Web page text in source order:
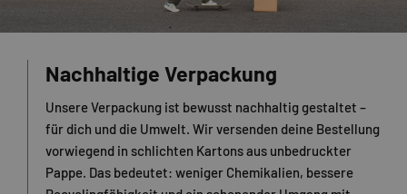
Nachhaltige Verpackung
Unsere Verpackung ist bewusst nachhaltig gestaltet –
für dich und die Umwelt. Wir versenden deine Bestellung
vorwiegend in schlichten Kartons aus unbedruckter
Pappe. Das bedeutet: weniger Chemikalien, bessere